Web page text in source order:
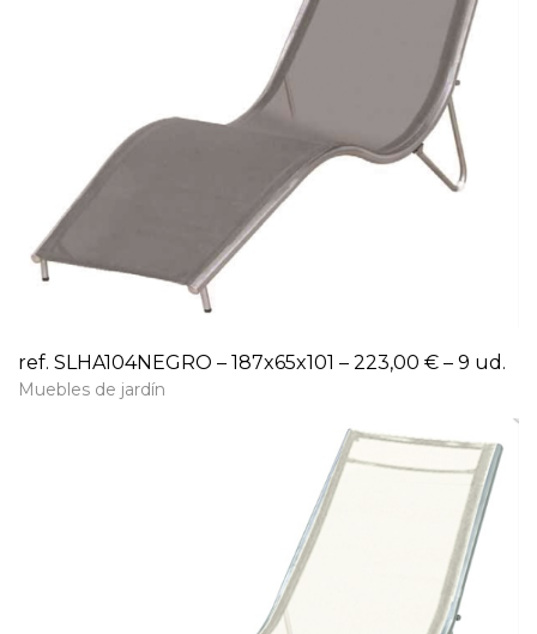
ref. SLHA104NEGRO – 187x65x101 – 223,00 € – 9 ud.
Muebles de jardín